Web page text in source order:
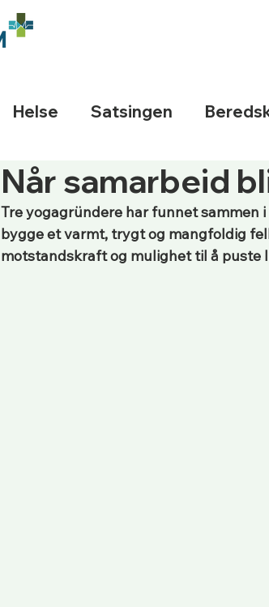
Helse Satsingen
Når samarbeid
Tre yogagründere har funnet sammen
bygge et varmt, trygt og mangfoldig
motstandskraft og mulighet til å puste